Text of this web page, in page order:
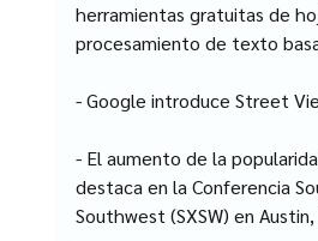
herramientas gratuitas de
procesamiento de texto
- Google introduce Street
- El aumento de la
destaca en la Conferencia
Southwest (SXSW) en Austin,